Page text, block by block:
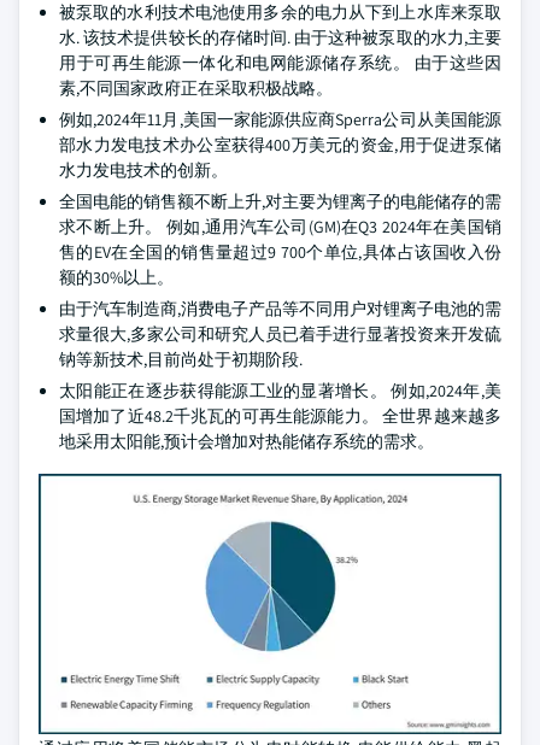
被泵取的水利技术电池使用多余的电力从下到上水库来泵取
水. 该技术提供较长的存储时间. 由于这种被泵取的水力,主要
用于可再生能源一体化和电网能源储存系统。 由于这些因
素,不同国家政府正在采取积极战略。
例如,2024年11月,美国一家能源供应商Sperra公司从美国能源
部水力发电技术办公室获得400万美元的资金,用于促进泵储
水力发电技术的创新。
全国电能的销售额不断上升,对主要为锂离子的电能储存的需
求不断上升。 例如,通用汽车公司(GM)在Q3 2024年在美国销
售的EV在全国的销售量超过9 700个单位,具体占该国收入份
额的30%以上。
由于汽车制造商,消费电子产品等不同用户对锂离子电池的需
求量很大,多家公司和研究人员已着手进行显著投资来开发硫
钠等新技术,目前尚处于初期阶段.
太阳能正在逐步获得能源工业的显著增长。 例如,2024年,美
国增加了近48.2千兆瓦的可再生能源能力。 全世界越来越多
地采用太阳能,预计会增加对热能储存系统的需求。